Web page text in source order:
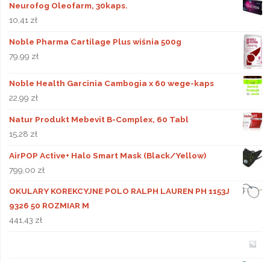
Neurofog Oleofarm, 30kaps.
10,41 zł
Noble Pharma Cartilage Plus wiśnia 500g
79,99 zł
Noble Health Garcinia Cambogia x 60 wege-kaps
22,99 zł
Natur Produkt Mebevit B-Complex, 60 Tabl
15,28 zł
AirPOP Active+ Halo Smart Mask (Black/Yellow)
799,00 zł
OKULARY KOREKCYJNE POLO RALPH LAUREN PH 1153J
9326 50 ROZMIAR M
441,43 zł